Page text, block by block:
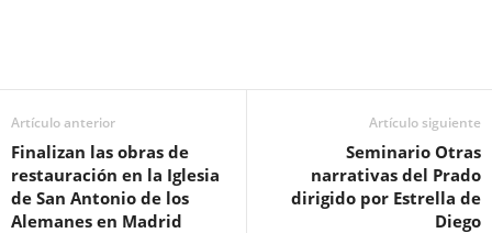
Artículo anterior
Finalizan las obras de
restauración en la Iglesia
de San Antonio de los
Alemanes en Madrid
Artículo siguiente
Seminario Otras
narrativas del Prado
dirigido por Estrella de
Diego